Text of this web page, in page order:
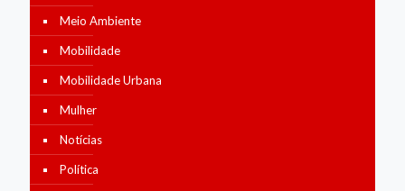
Meio Ambiente
Mobilidade
Mobilidade Urbana
Mulher
Notícias
Política